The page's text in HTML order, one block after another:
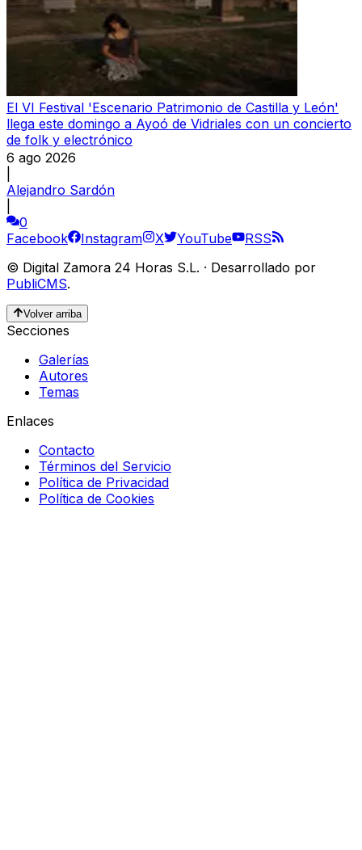
El VI Festival 'Escenario Patrimonio de Castilla y León'
llega este domingo a Ayoó de Vidriales con un concierto
de folk y electrónico
6 ago 2026
Alejandro Sardón
0
Facebook
Instagram X YouTube
RSS
© Digital Zamora 24 Horas S.L. · Desarrollado por
PubliCMS.
Volver arriba
Secciones
Galerías
Autores
Temas
Enlaces
Contacto
Términos del Servicio
Política de Privacidad
Política de Cookies